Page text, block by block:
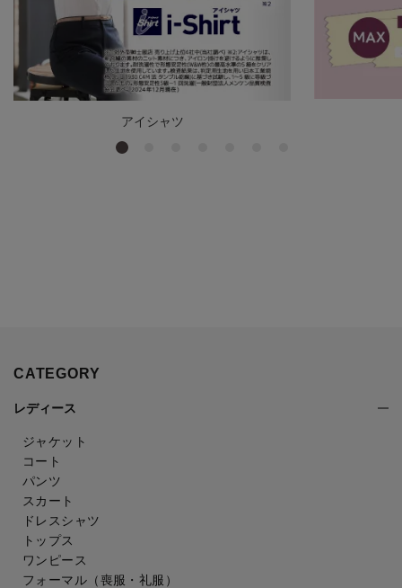
アイシャツ
CATEGORY
レディース
ジャケット
コート
パンツ
スカート
ドレスシャツ
トップス
ワンピース
フォーマル（喪服・礼服）